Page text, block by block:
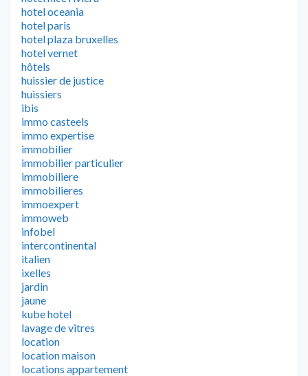
hotel oceania
hotel paris
hotel plaza bruxelles
hotel vernet
hôtels
huissier de justice
huissiers
ibis
immo casteels
immo expertise
immobilier
immobilier particulier
immobiliere
immobilieres
immoexpert
immoweb
infobel
intercontinental
italien
ixelles
jardin
jaune
kube hotel
lavage de vitres
location
location maison
locations appartement